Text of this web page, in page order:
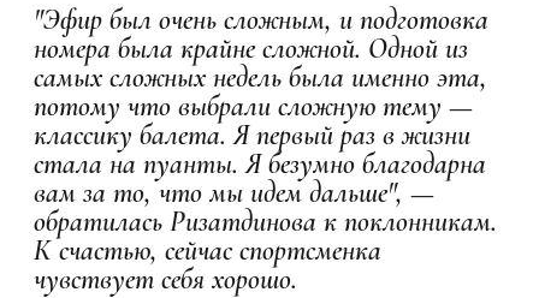
"Эфир был очень сложным, и подготовка
номера была крайне сложной. Одной из
самых сложных недель была именно эта,
потому что выбрали сложную тему —
классику балета. Я первый раз в жизни
стала на пуанты. Я безумно благодарна
вам за то, что мы идем дальше", —
обратилась Ризатдинова к поклонникам.
К счастью, сейчас спортсменка
чувствует себя хорошо.